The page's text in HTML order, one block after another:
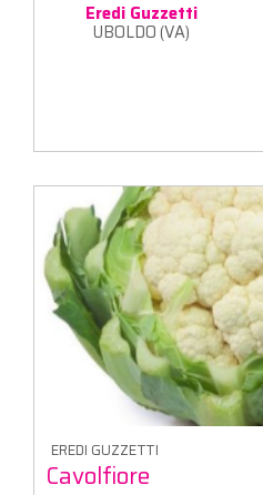
Eredi Guzzetti
UBOLDO (VA)
EREDI GUZZETTI
Cavolfiore